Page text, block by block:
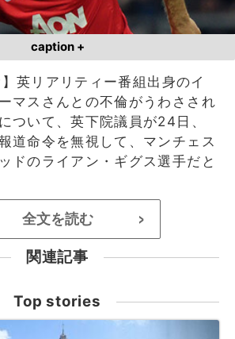
caption +
英リアリティー番組出身のイ
マスさんとの不倫がうわさされ
ついて、英下院議員が24日、
道命令を無視して、マンチェス
ドのライアン・ギグス選手だと
全文を読む >
関連記事
Top stories